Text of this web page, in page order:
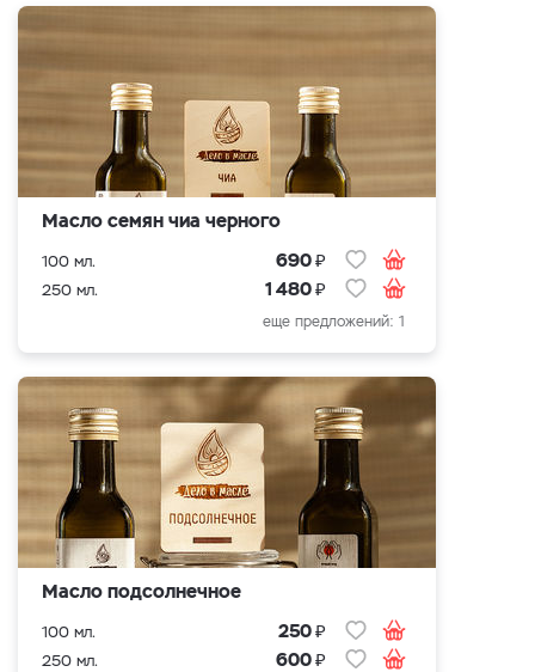
Масло семян чиа черного
100 мл. 690₽
250 мл. 1 480₽
еще предложений: 1
Масло подсолнечное
100 мл. 250₽
250 мл. 600₽